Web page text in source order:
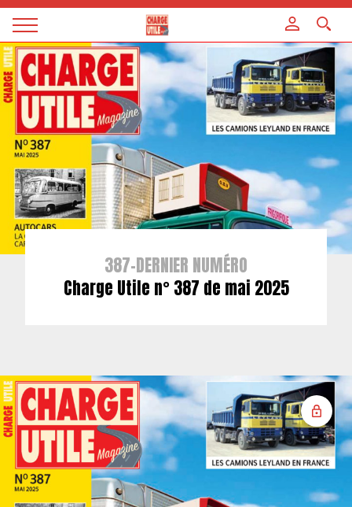
Magazine
Charge
utile
387-DERNIER NUMÉRO
Charge Utile n° 387 de mai 2025
Panneau de gestion des cookies